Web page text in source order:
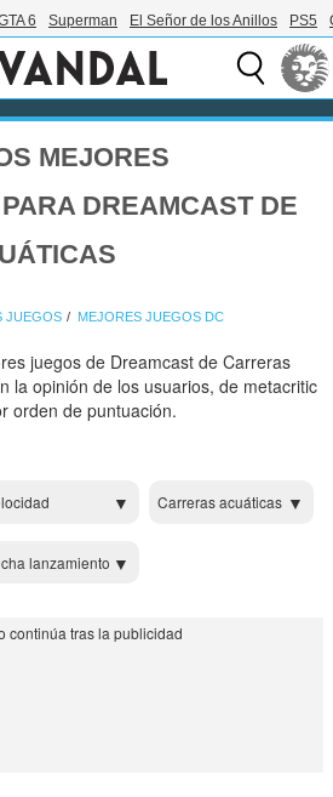
6 Superman El Señor de los Anillos PS5
MEJORES
DREAMCAST DE
JUEGOS MEJORES JUEGOS DC
juegos de Dreamcast de Carreras
la opinión de los usuarios, de metacritic
orden de puntuación.
Carreras acuáticas
lanzamiento